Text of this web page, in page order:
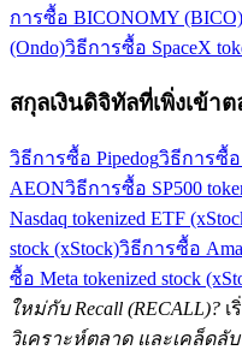
การซื้อ BICONOMY (BICO)
(Ondo)วิธีการซื้อ SpaceX
สกุลเงินดิจิทัลที่เพิ่งเข้า
วิธีการซื้อ Pipedogวิธีการซื้อ
AEONวิธีการซื้อ SP500
Nasdaq tokenized ETF
stock (xStock)วิธีการซื้อ
ซื้อ Meta tokenized stock
ใหม่กับ Recall (RECALL)? เ
วิเคราะห์ตลาด และเคล็ดลั